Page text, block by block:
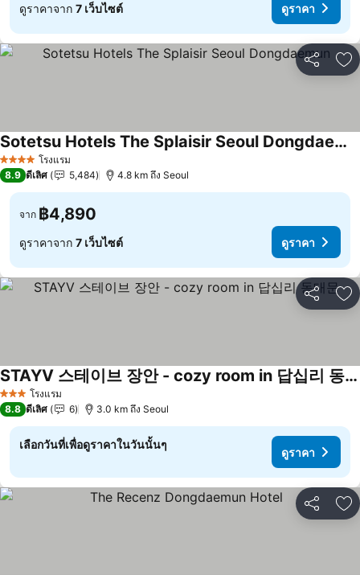
ดูราคาจาก 7 เว็บไซต์ ดูราคา
แชร์ เ
4 ดาว โรงแรม
Sotetsu Hotels The Splaisir Seoul Dongdaemun
ดูราคา
8.9 ดีเลิศ 5,484 4.8 km ถึง Seoul
จาก ฿4,890
ดูราคาจาก 7 เว็บไซต์ ดูราคา
แชร์ เ
3 ดาว โรงแรม
STAYV 스테이브 장안 - cozy room in 답십리 동대문
ดูราคา
8.8 ดีเลิศ 6 3.0 km ถึง Seoul
เลือกวันที่เพื่อดูราคาในวันนั้นๆ
ดูราคา
แชร์ เ